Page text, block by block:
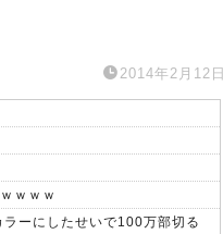
2014年2月12日
ｗｗｗ
ーにしたせいで100万部切る